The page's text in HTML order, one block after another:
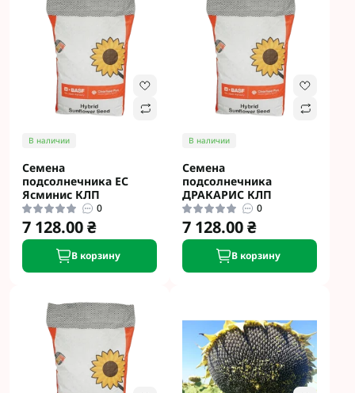
В наличии
Семена
подсолнечника ЕС
Ясминис КЛП
0
7 128.00 ₴
В корзину
В наличии
Семена
подсолнечника
ДРАКАРИС КЛП
0
7 128.00 ₴
В корзину